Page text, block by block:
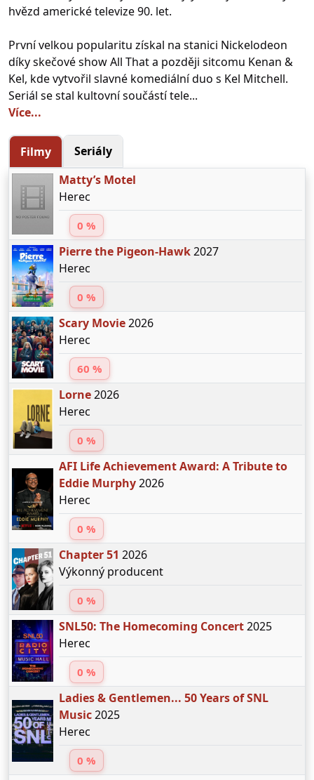
hvězd americké televize 90. let.
První velkou popularitu získal na stanici Nickelodeon
díky skečové show All That a později sitcomu Kenan &
Kel, kde vytvořil slavné komediální duo s Kel Mitchell.
Seriál se stal kultovní součástí tele...
Více...
Filmy
Seriály
Matty’s Motel
Herec
0 %
Pierre the Pigeon-Hawk2027
Herec
0 %
Scary Movie2026
Herec
60 %
Lorne2026
Herec
0 %
AFI Life Achievement Award: A Tribute to
Eddie Murphy2026
Herec
0 %
Chapter 51 2026
Výkonný producent
0 %
SNL50: The Homecoming Concert2025
Herec
0 %
Ladies & Gentlemen... 50 Years of SNL
Music2025
Herec
0 %